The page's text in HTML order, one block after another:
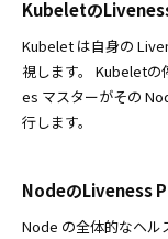
Kubeletの
Kubelet は自身の
視します。 Kubeletの
es マスターがその
行します。
NodeのLiveness
Node の全体的なヘル